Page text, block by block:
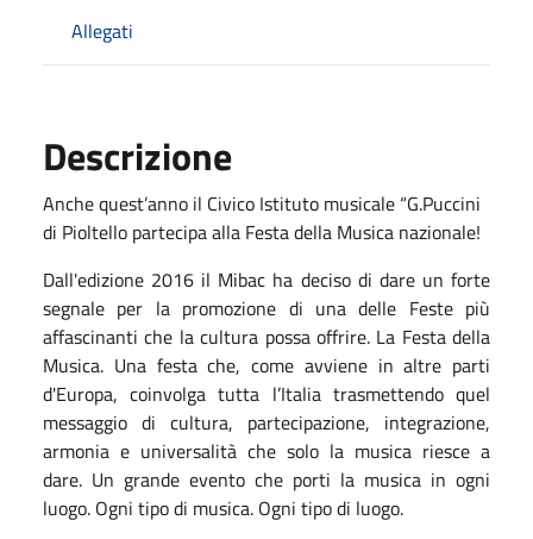
Allegati
Descrizione
Anche quest’anno il Civico Istituto musicale “G.Puccini
di Pioltello partecipa alla Festa della Musica nazionale!
Dall'edizione 2016 il Mibac ha deciso di dare un forte
segnale per la promozione di una delle Feste più
affascinanti che la cultura possa offrire. La Festa della
Musica. Una festa che, come avviene in altre parti
d'Europa, coinvolga tutta l’Italia trasmettendo quel
messaggio di cultura, partecipazione, integrazione,
armonia e universalità che solo la musica riesce a
dare. Un grande evento che porti la musica in ogni
luogo. Ogni tipo di musica. Ogni tipo di luogo.